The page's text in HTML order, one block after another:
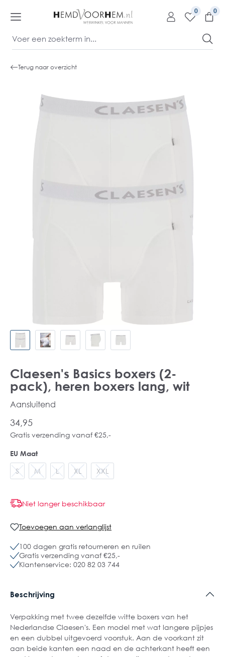
0
Terug naar overzicht
Claesen's Basics boxers (2-
pack), heren boxers lang, wit
Aansluitend
34,95
Gratis verzending vanaf €25,-
EU Maat
S M L XL XXL
Niet langer beschikbaar
Toevoegen aan verlanglijst
100 dagen gratis retourneren en ruilen
Gratis verzending vanaf €25,-
Klantenservice: 020 82 03 744
Beschrijving
Verpakking met twee dezelfde witte boxers van het
Nederlandse Claesen's. Een model met wat langere pijpjes
en een dubbel uitgevoerd voorstuk. Aan de voorkant zit
aan beide kanten een naad en de achterkant heeft een